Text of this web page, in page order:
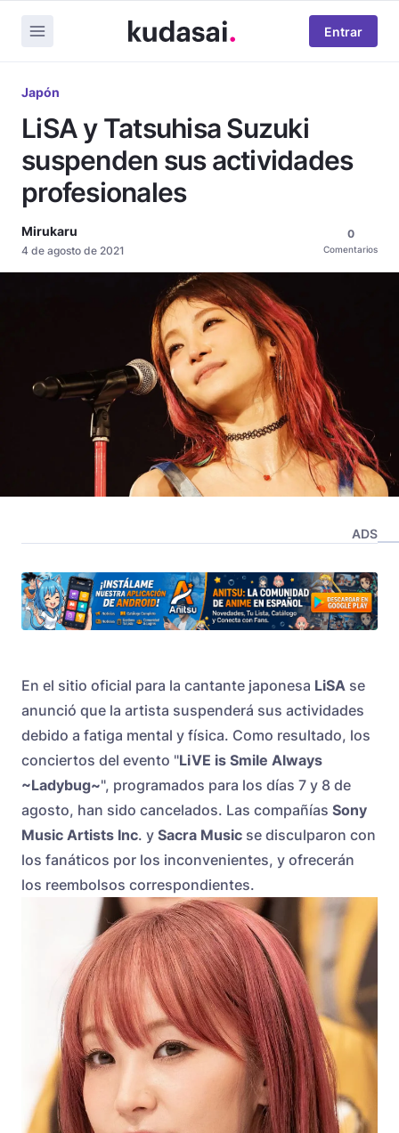
Entrar
Japón
LiSA y Tatsuhisa Suzuki
suspenden sus actividades
profesionales
Mirukaru
4 de agosto de 2021
0
Comentarios
ADS
En el sitio oficial para la cantante japonesa LiSA se
anunció que la artista suspenderá sus actividades
debido a fatiga mental y física. Como resultado, los
conciertos del evento "LiVE is Smile Always
~Ladybug~", programados para los días 7 y 8 de
agosto, han sido cancelados. Las compañías Sony
Music Artists Inc. y Sacra Music se disculparon con
los fanáticos por los inconvenientes, y ofrecerán
los reembolsos correspondientes.